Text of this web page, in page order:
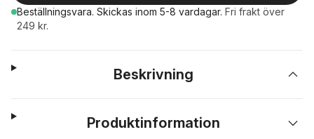
Beställningsvara. Skickas inom 5-8 vardagar. Fri frakt över
249 kr.
Beskrivning
Produktinformation